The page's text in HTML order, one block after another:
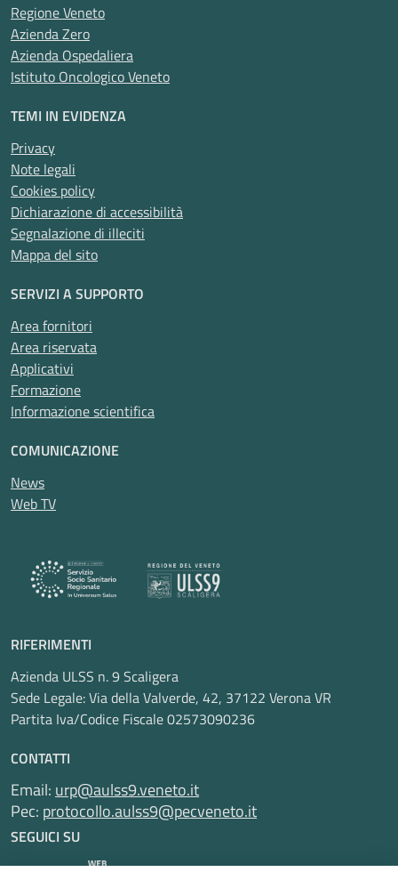
Regione Veneto
Azienda Zero
Azienda Ospedaliera
Istituto Oncologico Veneto
TEMI IN EVIDENZA
Privacy
Note legali
Cookies policy
Dichiarazione di accessibilità
Segnalazione di illeciti
Mappa del sito
SERVIZI A SUPPORTO
Area fornitori
Area riservata
Applicativi
Formazione
Informazione scientifica
COMUNICAZIONE
News
Web TV
RIFERIMENTI
Azienda ULSS n. 9 Scaligera
Sede Legale: Via della Valverde, 42, 37122 Verona VR
Partita Iva/Codice Fiscale 02573090236
CONTATTI
Email: urp@aulss9.veneto.it
Pec: protocollo.aulss9@pecveneto.it
SEGUICI SU